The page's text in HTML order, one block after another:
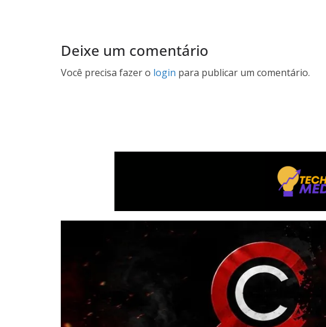
Deixe um comentário
Você precisa fazer o login para publicar um comentário.